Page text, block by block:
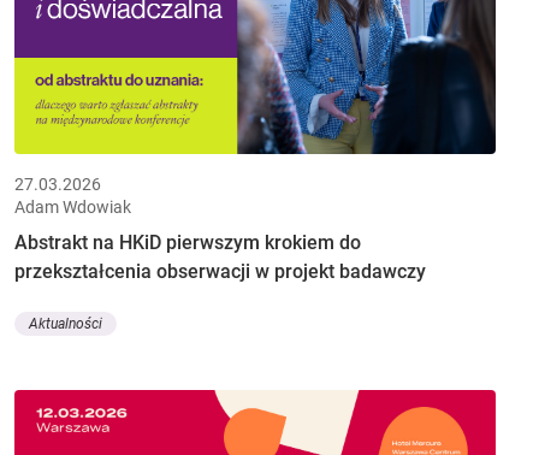
27.03.2026
Adam Wdowiak
Abstrakt na HKiD pierwszym krokiem do
przekształcenia obserwacji w projekt badawczy
Aktualności